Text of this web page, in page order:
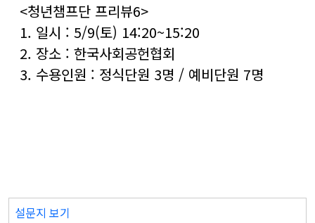
<청년챔프단 프리뷰6>
1. 일시 : 5/9(토) 14:20~15:20
2. 장소 : 한국사회공헌협회
3. 수용인원 : 정식단원 3명 / 예비단원 7명
설문지 보기